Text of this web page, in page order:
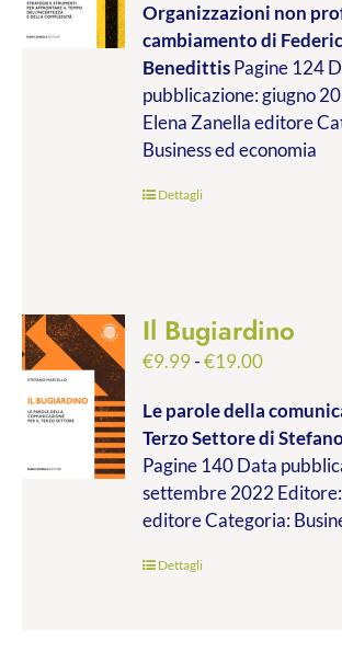
prezzo:
da
€9.99
a
€17.00
Organizzazioni non
cambiamentodi
BenedittisPagine 124
pubblicazione: giugno
Elena Zanella editore
Business ed economia
Dettagli
Il Bugiardino
€9.99-€19.00Fascia
prezzo:
da
€9.99
a
€19.00
Le parole della
Terzo Settoredi
Pagine 140 Data
settembre 2022
editore Categoria:
Dettagli